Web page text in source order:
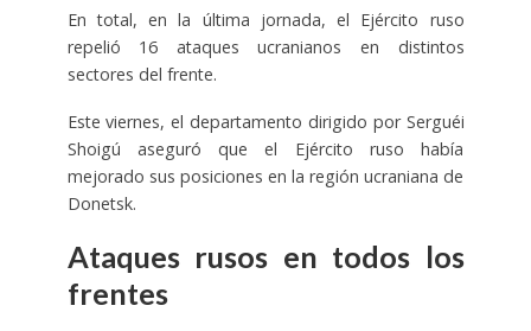
En total, en la última jornada, el Ejército ruso
repelió 16 ataques ucranianos en distintos
sectores del frente.
Este viernes, el departamento dirigido por Serguéi
Shoigú aseguró que el Ejército ruso había
mejorado sus posiciones en la región ucraniana de
Donetsk.
Ataques rusos en todos los
frentes